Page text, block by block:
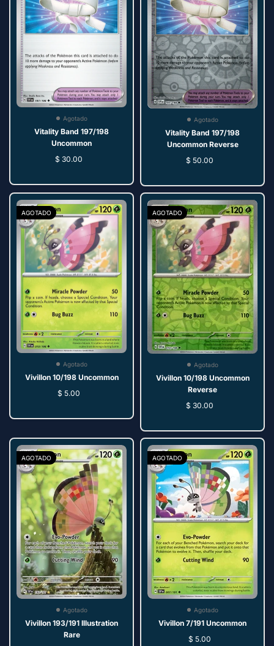
Agotado
Vitality Band 197/198
Uncommon
$ 30.00
Agotado
Vitality Band 197/198
Uncommon Reverse
$ 50.00
AGOTADO
Agotado
Vivillon 10/198 Uncommon
$ 5.00
AGOTADO
Agotado
Vivillon 10/198 Uncommon
Reverse
$ 30.00
AGOTADO
Agotado
Vivillon 193/191 Illustration
Rare
AGOTADO
Agotado
Vivillon 7/191 Uncommon
$ 5.00